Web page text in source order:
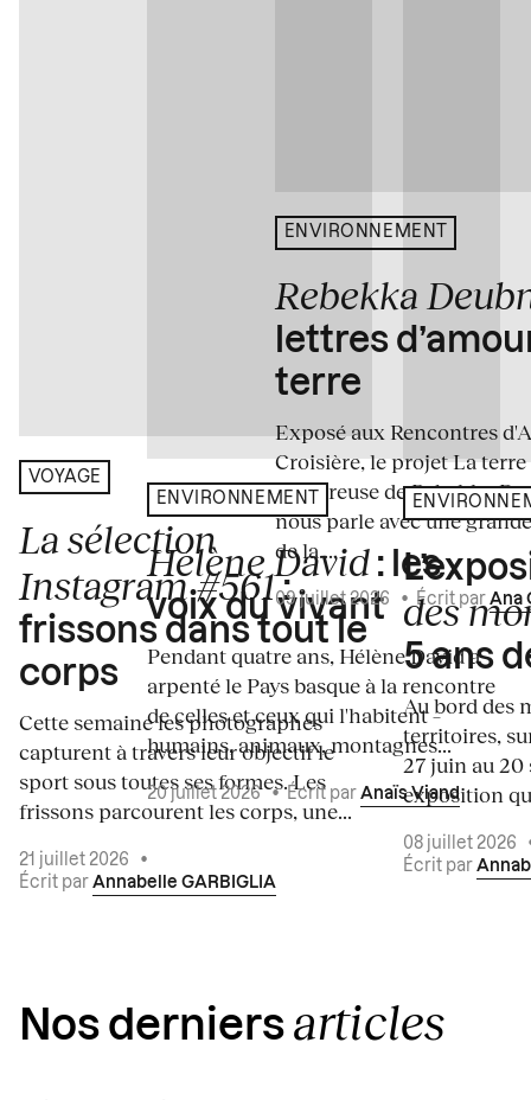
VOYAGE
La sélection
Instagram #561:
frissons dans tout le
corps
Cette semaine les photographes
capturent à travers leur objectif le
sport sous toutes ses formes. Les
frissons parcourent les corps, une...
21 juillet 2026
•
Écrit par Annabelle GARBIGLIA
ENVIRONNEMENT
Hélène David : les
voix du vivant
Pendant quatre ans, Hélène David a
arpenté le Pays basque à la rencontre
de celles et ceux qui l'habitent –
humains, animaux, montagnes...
20 juillet 2026•Écrit par Anaïs Viand
ENVIRONNEMENT
Rebekka
lettres
terre
Exposé aux Rencontres
Croisière, le projet La terre
amoureuse de Rebekka
nous parle avec une
de la...
09 juillet 2026 • Écrit par Ana
des
5 ans
Au bord des
territoires,
27 juin au 20
exposition
08 juillet 2026
Écrit par
Nos derniers articles